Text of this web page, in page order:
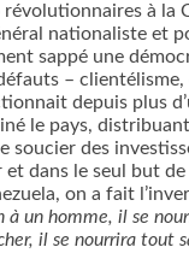
à la
nationaliste et
sappé une
–
depuis plus
le pays,
soucier des
dans le seul but de
on a fait
à un homme, il se
il se nourrira tout